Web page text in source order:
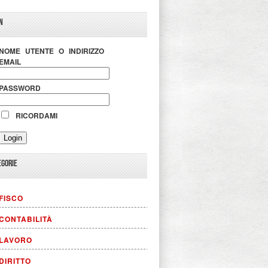
UTENTE O INDIRIZZO
EMAIL
PASSWORD
RICORDAMI
LAVORO
DIRITTO